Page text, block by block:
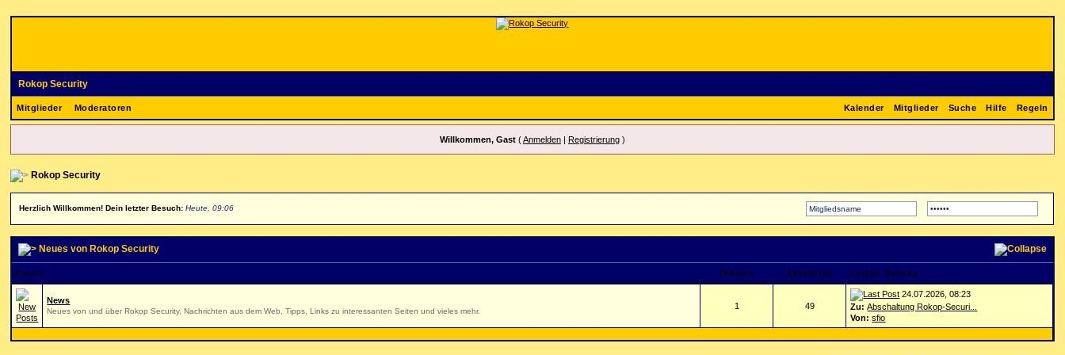
Rokop Security
Mitglieder Moderatoren Regeln
Hilfe
Suche
Mitglieder
Kalender
Willkommen, Gast(Anmelden| Registrierung)
Rokop Security
Herzlich Willkommen! Dein letzter Besuch:Heute, 09:06
Neues von Rokop Security
Forum Themen Antworten Letzter Beitrag
News
Neues von und über Rokop Security, Nachrichten aus dem Web, Tipps, Links zu interessanten Seiten und vieles mehr.
1 49
24.07.2026, 08:23
Zu: Abschaltung Rokop-Securi...
Von: sfio